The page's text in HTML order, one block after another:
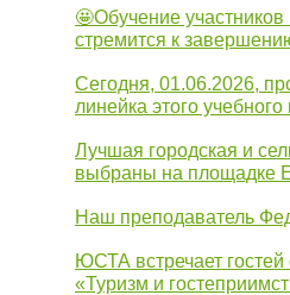
🤩Обучение участников
стремится к
Сегодня, 01.06.2026,
линейка этого учебного
Лучшая городская и
выбраны на площадке
Наш преподаватель
ЮСТА встречает гостей
«Туризм и